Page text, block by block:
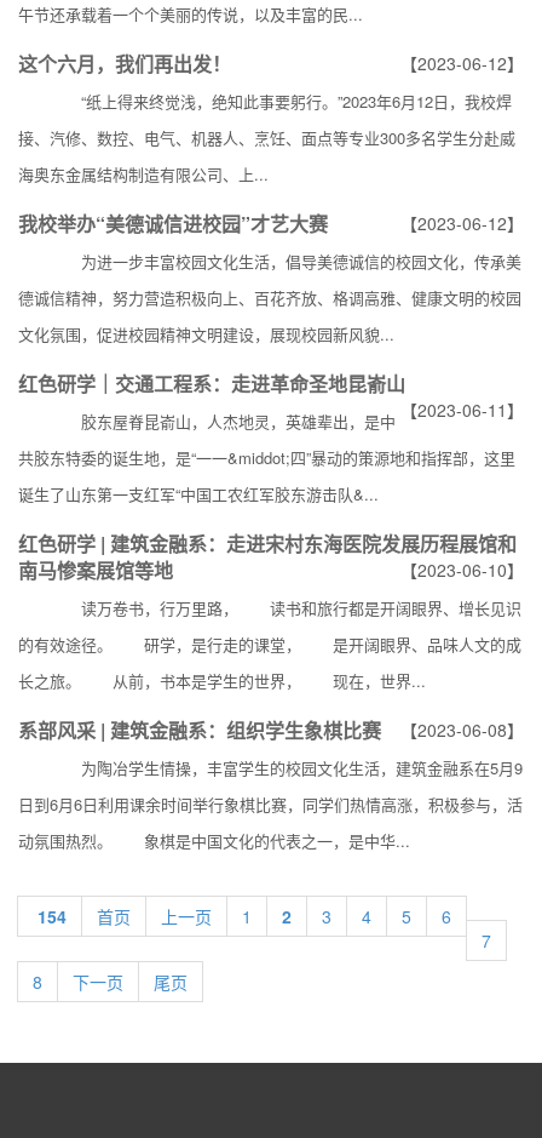
午节还承载着一个个美丽的传说，以及丰富的民...
这个六月，我们再出发！ 【2023-06-12】
“纸上得来终觉浅，绝知此事要躬行。”2023年6月12日，我校焊
接、汽修、数控、电气、机器人、烹饪、面点等专业300多名学生分赴威
海奥东金属结构制造有限公司、上...
我校举办“美德诚信进校园”才艺大赛 【2023-06-12】
为进一步丰富校园文化生活，倡导美德诚信的校园文化，传承美
德诚信精神，努力营造积极向上、百花齐放、格调高雅、健康文明的校园
文化氛围，促进校园精神文明建设，展现校园新风貌...
红色研学｜交通工程系：走进革命圣地昆嵛山
【2023-06-11】
胶东屋脊昆嵛山，人杰地灵，英雄辈出，是中
共胶东特委的诞生地，是“一一&middot;四”暴动的策源地和指挥部，这里
诞生了山东第一支红军“中国工农红军胶东游击队&...
红色研学 | 建筑金融系：走进宋村东海医院发展历程展馆和
南马惨案展馆等地
【2023-06-10】
读万卷书，行万里路， 读书和旅行都是开阔眼界、增长见识
的有效途径。 研学，是行走的课堂， 是开阔眼界、品味人文的成
长之旅。 从前，书本是学生的世界， 现在，世界...
系部风采 | 建筑金融系：组织学生象棋比赛 【2023-06-08】
为陶冶学生情操，丰富学生的校园文化生活，建筑金融系在5月9
日到6月6日利用课余时间举行象棋比赛，同学们热情高涨，积极参与，活
动氛围热烈。 象棋是中国文化的代表之一，是中华...
154 首页 上一页 1 2 3 4 5
6
7
8
下一页 尾页